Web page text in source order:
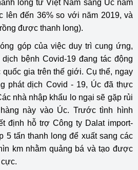
long từ Việt Nam sang Úc năm
lên đến 36% so với năm 2019, và
được thanh long).
góp của việc duy trì cung ứng,
bệnh Covid-19 đang tác động
gia trên thế giới. Cụ thể, ngay
phát dịch Covid - 19, Úc đã thực
nhà nhập khẩu lo ngại sẽ gặp rủi
này vào Úc. Trước tình hình
định hỗ trợ Công ty Dalat import-
5 tấn thanh long để xuất sang các
km nhằm quảng bá và tạo được